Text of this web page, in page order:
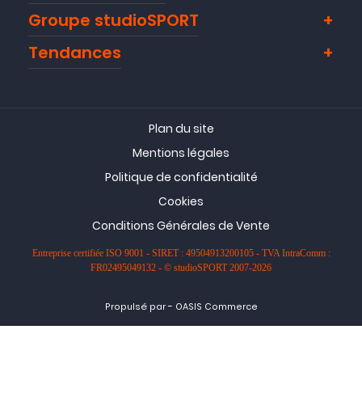
Groupe studioSPORT
Tendances
Plan du site
Mentions légales
Politique de confidentialité
Cookies
Conditions Générales de Vente
Entreprise certifiée ISO 9001 - SIRET : 49504913200105 - TVA IntraComm :
FR02495049132 - © studioSPORT 2007-2026
Propulsé par- OASIS Commerce